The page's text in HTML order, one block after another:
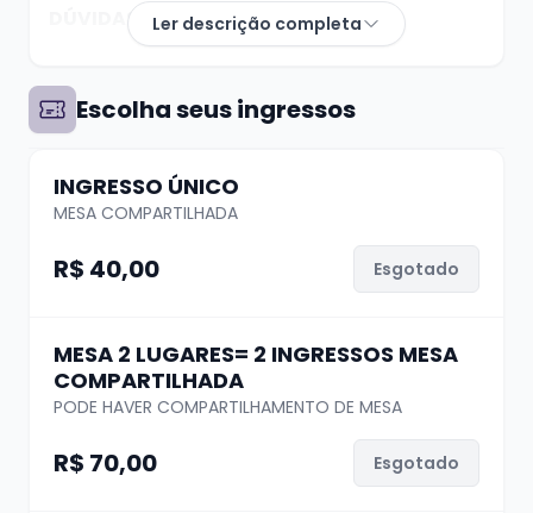
DÚVIDAS? whats (51) 99624 3444
A compra de ingresso garante apenas seu
lugar, não a localização da mesa. A
horário de chegada na casa, quanto antes
chegar, melhor a mesa.
sejamos avisados pelo nosso Whats(51)
99624 3444
Ler descrição completa
Escolha seus ingressos
INGRESSO ÚNICO
MESA COMPARTILHADA
R$ 40,00 Esgotado
MESA 2 LUGARES= 2 INGRESSOS MESA
COMPARTILHADA
PODE HAVER COMPARTILHAMENTO DE MESA
R$ 70,00 Esgotado